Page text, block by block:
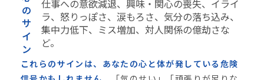
の
サ
イ
ン
仕事への意欲減退、興味・関心の喪失、イライ
ラ、怒りっぽさ、涙もろさ、気分の落ち込み、
集中力低下、ミス増加、対人関係の億劫さな
ど。
これらのサインは、あなたの心と体が発している危険